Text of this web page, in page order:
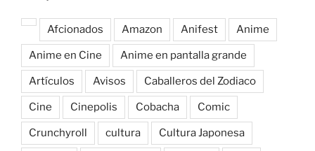
Afcionados Amazon Anifest Anime
Anime en Cine Anime en pantalla grande
Artículos Avisos Caballeros del Zodiaco
Cine Cinepolis Cobacha Comic
Crunchyroll cultura Cultura Japonesa